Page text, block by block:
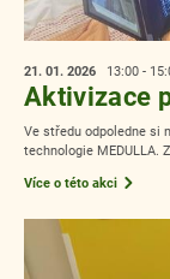
21. 01. 2026 13:00 -
Aktivizace
Ve středu odpoledne si
technologie MEDULLA.
Více o této akci